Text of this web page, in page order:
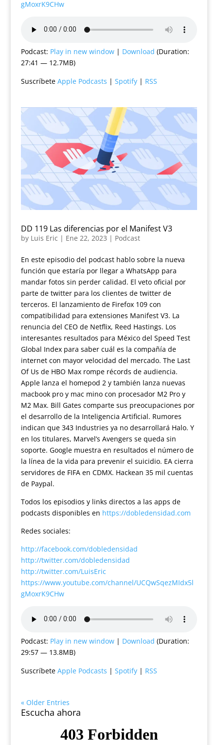
gMoxrK9CHw
Podcast: Play in new window| Download (Duration:
27:41 — 12.7MB)
Suscríbete Apple Podcasts | Spotify| RSS
DD 119 Las diferencias por el Manifest V3
by Luis Eric | Ene 22, 2023 | Podcast
En este episodio del podcast hablo sobre la nueva
función que estaría por llegar a WhatsApp para
mandar fotos sin perder calidad. El veto oficial por
parte de twitter para los clientes de twitter de
terceros. El lanzamiento de Firefox 109 con
compatibilidad para extensiones Manifest V3. La
renuncia del CEO de Netflix, Reed Hastings. Los
interesantes resultados para México del Speed Test
Global Index para saber cuál es la compañía de
internet con mayor velocidad del mercado. The Last
Of Us de HBO Max rompe récords de audiencia.
Apple lanza el homepod 2 y también lanza nuevas
macbook pro y mac mino con procesador M2 Pro y
M2 Max. Bill Gates comparte sus preocupaciones por
el desarrollo de la Inteligencia Artificial. Rumores
indican que 343 Industries ya no desarrollará Halo. Y
en los titulares, Marvel’s Avengers se queda sin
soporte. Google muestra en resultados el número de
la línea de la vida para prevenir el suicidio. EA cierra
servidores de FIFA en CDMX. Hackean 35 mil cuentas
de Paypal.
Todos los episodios y links directos a las apps de
podcasts disponibles en https://dobledensidad.com
Redes sociales:
http://facebook.com/dobledensidad
http://twitter.com/dobledensidad
http://twitter.com/LuisEric
https://www.youtube.com/channel/UCQwSqezMIdx5l
gMoxrK9CHw
Podcast: Play in new window| Download (Duration:
29:57 — 13.8MB)
Suscríbete Apple Podcasts | Spotify| RSS
« Older Entries
Escucha ahora